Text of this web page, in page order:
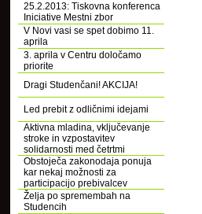
25.2.2013: Tiskovna konferenca
Iniciative Mestni zbor
V Novi vasi se spet dobimo 11.
aprila
3. aprila v Centru določamo
priorite
Dragi Studenčani! AKCIJA!
Led prebit z odličnimi idejami
Aktivna mladina, vključevanje
stroke in vzpostavitev
solidarnosti med četrtmi
Obstoječa zakonodaja ponuja
kar nekaj možnosti za
participacijo prebivalcev
Želja po spremembah na
Studencih